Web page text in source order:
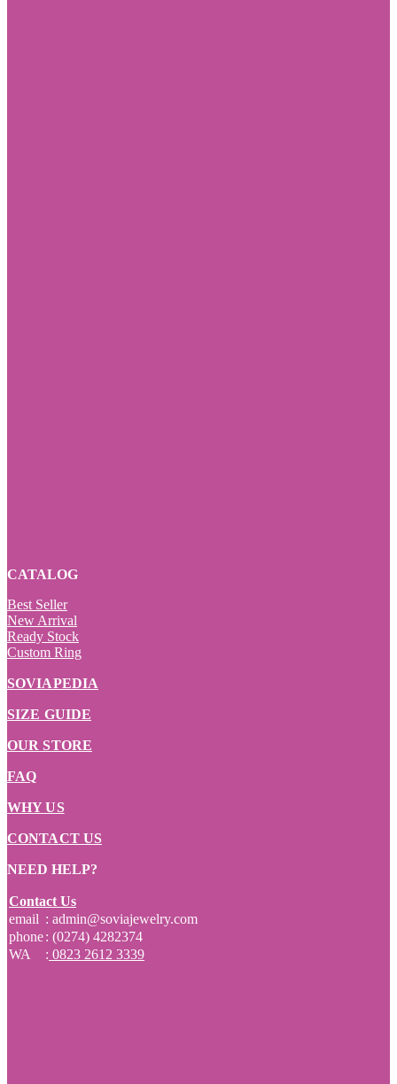
CATALOG
Best Seller
New Arrival
Ready Stock
Custom Ring
SOVIAPEDIA
SIZE GUIDE
OUR STORE
FAQ
WHY US
CONTACT US
NEED HELP?
Contact Us
email : admin@soviajewelry.com
phone: (0274) 4282374
WA
: 0823 2612 3339